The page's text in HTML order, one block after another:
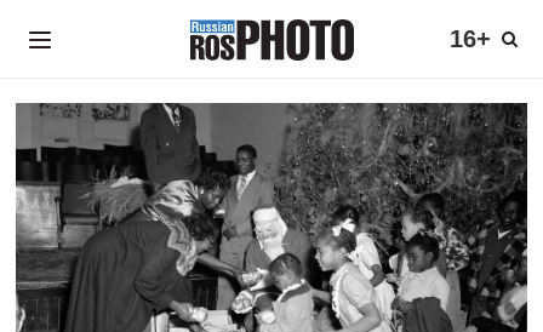
16+